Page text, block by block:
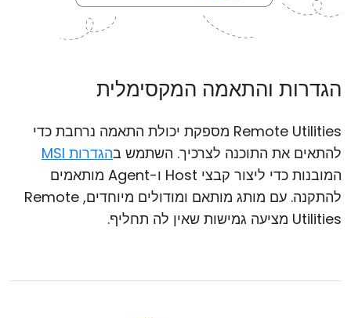
הגדרות והתאמה המקסימלית
Remote Utilities מספקת יכולת התאמה נרחבת כדי
להתאים את התוכנה לצרכיך. השתמש בהגדרות MSI
המובנות כדי ליצור קבצי Host ו-Agent מותאמים
להתקנה. עם מותג מותאם ומודולים מיוחדים, Remote
Utilities מציעה גמישות שאין לה תחליף.